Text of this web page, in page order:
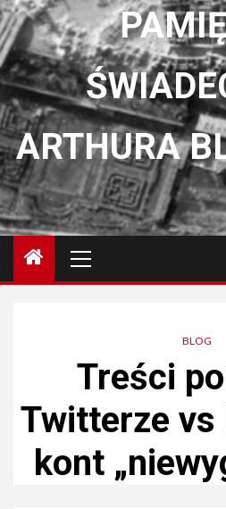
ARTHURA
główne
BLOG
Treści
Twitterze vs
kont